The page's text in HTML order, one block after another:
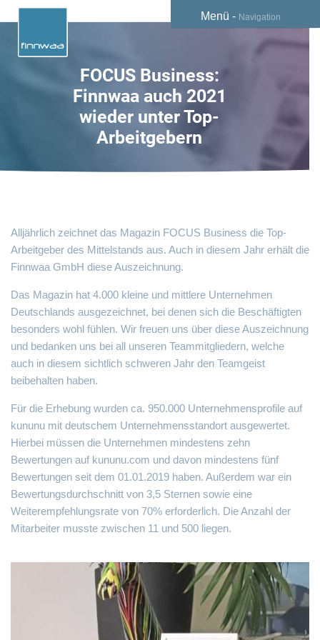
Menü - Navigation
FOCUS Business:
Finnwaa auch 2021
wieder unter Top-
Arbeitgebern
Alljährlich zeichnet das Magazin FOCUS Business die Top-
Arbeitgeber des Mittelstands aus. Auch in diesem Jahr erhält die
Finnwaa GmbH diese Auszeichnung.
Das Magazin hat 4.000 kleine und mittlere Unternehmen
Deutschlands ausgezeichnet, bei denen sich die Beschäftigten
besonders wohl fühlen. Wir freuen uns über diese Auszeichnung
und bedanken uns bei all unseren Teammitgliedern, welche
auch in diesem sichtlich schweren Jahr den Teamgeist
beibehalten haben.
Für die Erhebung wurden ca. 950.000 Unternehmensprofile auf
kununu mit deutschem Unternehmensstandort ausgewertet.
Hierbei müssen die Unternehmen mindestens zehn
Bewertungen auf kununu.com und davon mindestens fünf
Bewertungen seit dem 01.01.2019 haben. Außerdem war ein
Bewertungsdurchschnitt von 3,5 Sternen sowie eine
Weiterempfehlungsrate von 70% erforderlich. Die Anzahl der
Mitarbeiter musste zwischen 11 und 500 liegen.